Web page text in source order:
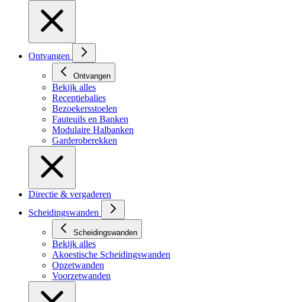
Ontvangen
Ontvangen
Bekijk alles
Receptiebalies
Bezoekersstoelen
Fauteuils en Banken
Modulaire Halbanken
Garderoberekken
Directie & vergaderen
Scheidingswanden
Scheidingswanden
Bekijk alles
Akoestische Scheidingswanden
Opzetwanden
Voorzetwanden